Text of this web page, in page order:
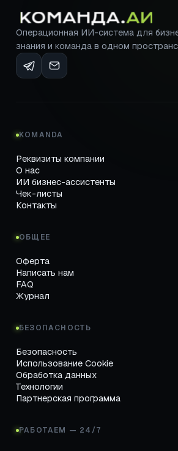
Операционная ИИ-система для
знания и команда в одном
KOMANDA
Реквизиты компании
О нас
ИИ бизнес-ассистенты
Чек-листы
Контакты
ОБЩЕЕ
Оферта
Написать нам
FAQ
Журнал
БЕЗОПАСНОСТЬ
Безопасность
Использование Cookie
Обработка данных
Технологии
Партнерская программа
РАБОТАЕМ — 24/7